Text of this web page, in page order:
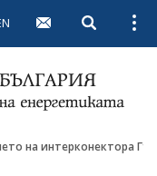
Open
на интерконектора